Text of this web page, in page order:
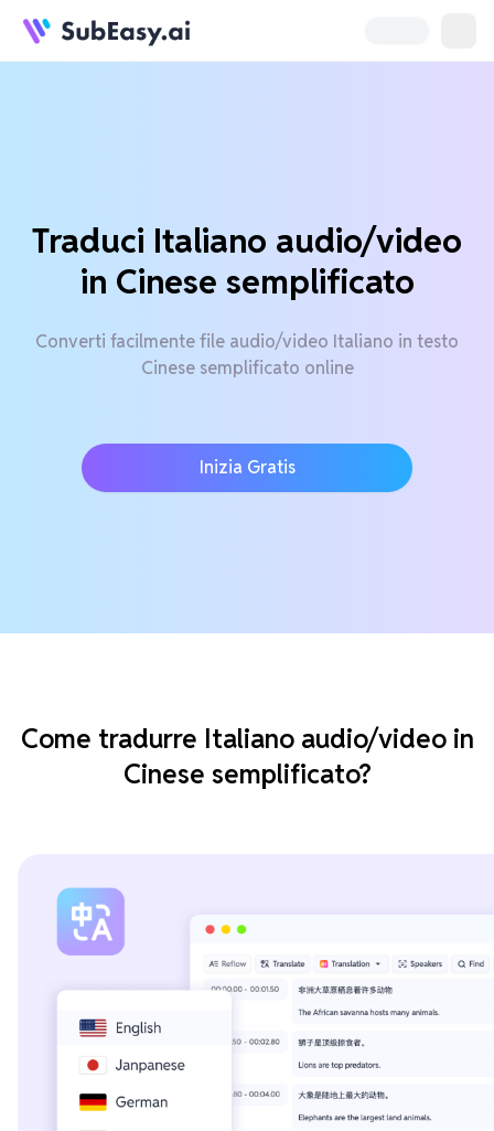
Traduci Italiano audio/video
in Cinese semplificato
Converti facilmente file audio/video Italiano in testo
Cinese semplificato online
Inizia Gratis
Come tradurre Italiano audio/video in
Cinese semplificato?